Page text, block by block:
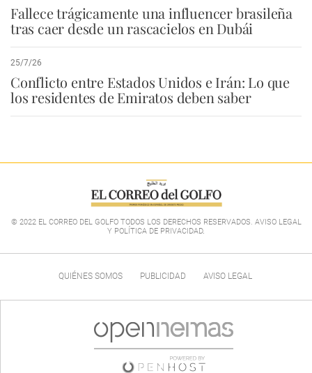
Fallece trágicamente una influencer brasileña
tras caer desde un rascacielos en Dubái
25/7/26
Conflicto entre Estados Unidos e Irán: Lo que
los residentes de Emiratos deben saber
© 2022 EL CORREO DEL GOLFO TODOS LOS DERECHOS RESERVADOS. AVISO LEGAL
Y POLÍTICA DE PRIVACIDAD.
QUIÉNES SOMOS PUBLICIDAD AVISO LEGAL